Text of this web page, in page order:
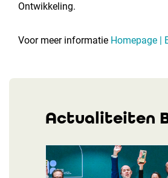
Ontwikkeling.
Voor meer informatie Homepage |
Actualiteiten